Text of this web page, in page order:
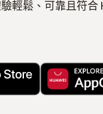
輕鬆、可靠且符合